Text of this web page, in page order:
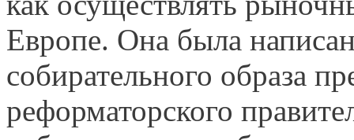
Европе. Она была
собирательного образа
реформаторского